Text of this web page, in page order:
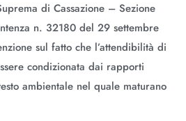
di Cassazione – Sezione
n. 32180 del 29 settembre
sul fatto che l’attendibilità di
condizionata dai rapporti
ambientale nel quale maturano